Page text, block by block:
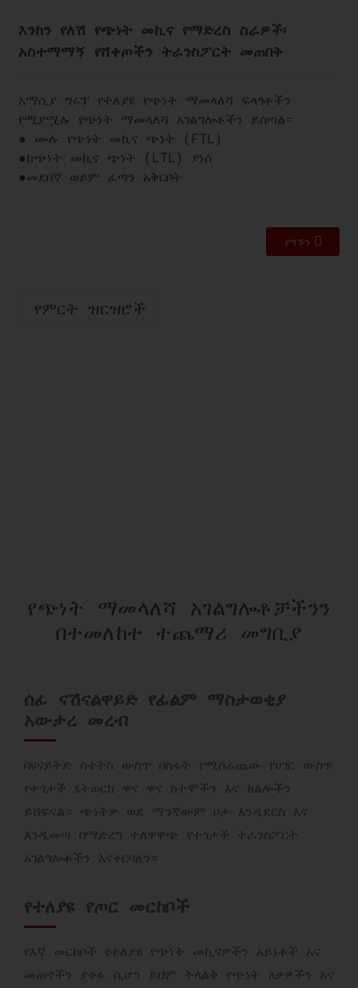
እንከን የለሽ የጭነት መኪና የማድረስ ስራዎች፡
አስተማማኝ የሸቀጦችን ትራንስፖርት መጠበቅ
አማሲያ ግሩፕ የተለያዩ የጭነት ማመላለሻ ፍላጎቶችን
የሚያሟሉ የጭነት ማመላለሻ አገልግሎቶችን ይሰጣል።
● ሙሉ የጭነት መኪና ጭነት (FTL)
●ከጭነት መኪና ጭነት (LTL) ያነሰ
●መደበኛ ወይም ፈጣን አቅርቦት
ያግኙን
የምርት ዝርዝሮች
የጭነት ማመላለሻ አገልግሎቶቻችንን
በተመለከተ ተጨማሪ መግቢያ
ሰፊ ናሽናልዋይድ የፊልም ማስታወቂያ
አውታረ መረብ
በዩናይትድ ስቴትስ ውስጥ በስፋት የሚሰራጨው የሀገር ውስጥ
የተጎታች ኔትወርክ ዋና ዋና ከተሞችን እና ክልሎችን
ይሸፍናል። ጭነትዎ ወደ ማንኛውም ቦታ እንዲደርስ እና
እንዲመጣ በማድረግ ተለዋዋጭ የተጎታች ትራንስፖርት
አገልግሎቶችን እናቀርባለን።
የተለያዩ የጦር መርከቦች
የእኛ መርከቦች የተለያዩ የጭነት መኪናዎችን አይነቶች እና
መጠኖችን ያቀፉ ሲሆን ይህም ትላልቅ የጭነት ዕቃዎችን እና